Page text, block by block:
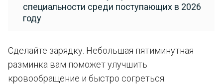
специальности среди поступающих в 2026
году
Сделайте зарядку. Небольшая пятиминутная
разминка вам поможет улучшить
кровообращение и быстро согреться.